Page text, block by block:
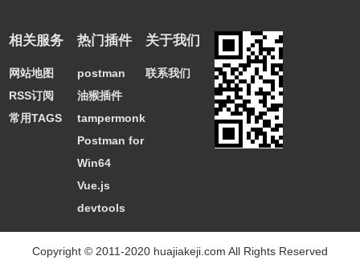
相关服务
网站地图
RSS订阅
常用TAGS
热门插件
postman
油猴插件
tampermonkey
Postman for
Win64
Vue.js
devtools
关于我们
联系我们
Copyright © 2011-2020 huajiakeji.com All Rights Reserved